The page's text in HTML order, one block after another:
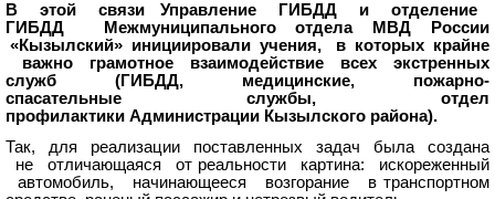
В этой связи Управление ГИБДД и отделение
ГИБДД Межмуниципального отдела МВД России
«Кызылский» инициировали учения, в которых крайне
важно грамотное взаимодействие всех экстренных
служб (ГИБДД, медицинские, пожарно-
спасательные службы, отдел
профилактики Администрации Кызылского района).
Так, для реализации поставленных задач была создана
не отличающаяся от реальности картина: искореженный
автомобиль, начинающееся возгорание в транспортном